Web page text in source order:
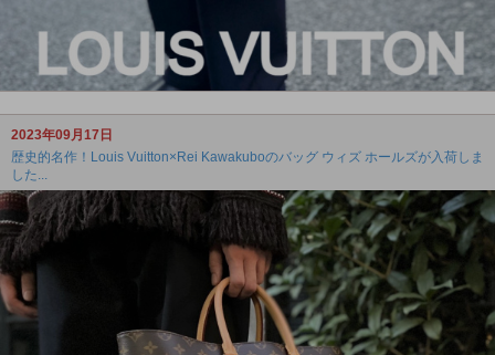
2023年09月17日
歴史的名作！Louis Vuitton×Rei Kawakuboのバッグ ウィズ ホールズが入荷しま
した...